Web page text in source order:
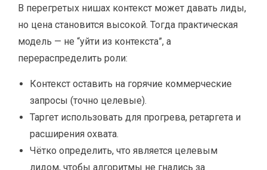
В перегретых нишах контекст может давать лиды,
но цена становится высокой. Тогда практическая
модель — не “уйти из контекста”, а
перераспределить роли:
Контекст оставить на горячие коммерческие
запросы (точно целевые).
Таргет использовать для прогрева, ретаргета и
расширения охвата.
Чётко определить, что является целевым
лидом, чтобы алгоритмы не гнались за